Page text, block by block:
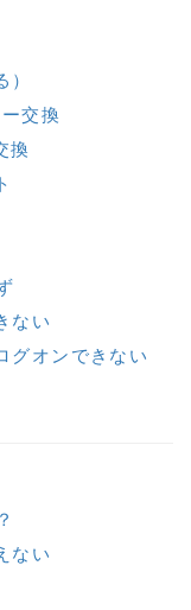
交換
換
ない
グオンできない
ない